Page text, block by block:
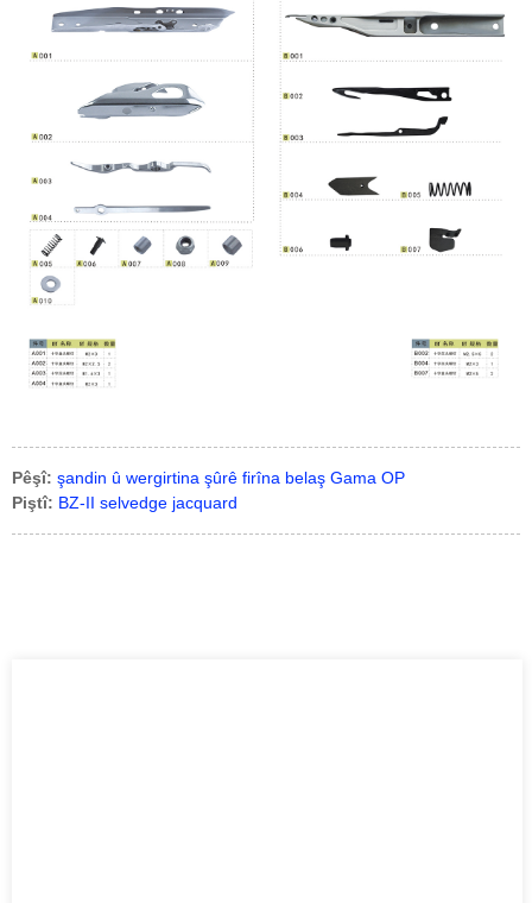
Pêşî: şandin û wergirtina şûrê firîna belaş Gama OP
Piştî: BZ-II selvedge jacquard